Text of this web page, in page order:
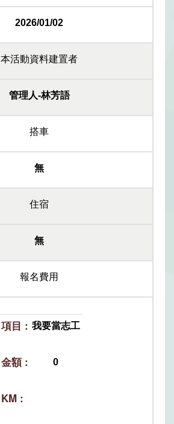
2026/01/02
本活動資料建置者
管理人-林芳語
搭車
無
住宿
無
報名費用
我要當志工
0